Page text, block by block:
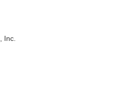
Inc.